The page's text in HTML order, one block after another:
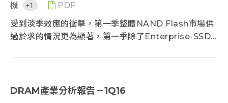
機
+1
PDF
受到淡季效應的衝擊，第一季整體NAND Flash市場供
過於求的情況更為顯著，第一季除了Enterprise-SSD
DRAM產業分析報告－1Q16